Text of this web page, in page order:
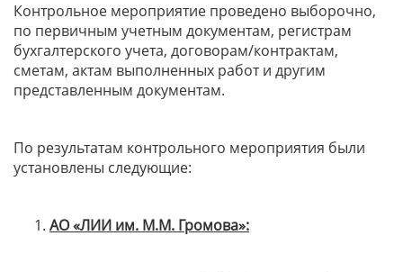
Контрольное мероприятие проведено выборочно,
по первичным учетным документам, регистрам
бухгалтерского учета, договорам/контрактам,
сметам, актам выполненных работ и другим
представленным документам.
По результатам контрольного мероприятия были
установлены следующие:
АО «ЛИИ им. М.М. Громова»: